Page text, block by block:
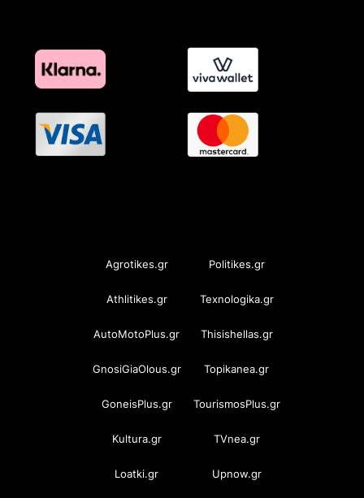
Agrotikes.gr Politikes.gr
Athlitikes.gr Texnologika.gr
AutoMotoPlus.gr Thisishellas.gr
GnosiGiaOlous.gr Topikanea.gr
GoneisPlus.gr TourismosPlus.gr
Kultura.gr TVnea.gr
Loatki.gr Upnow.gr